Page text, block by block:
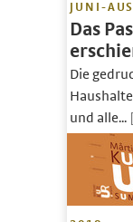
JUNI-
Das
Die
und alle...